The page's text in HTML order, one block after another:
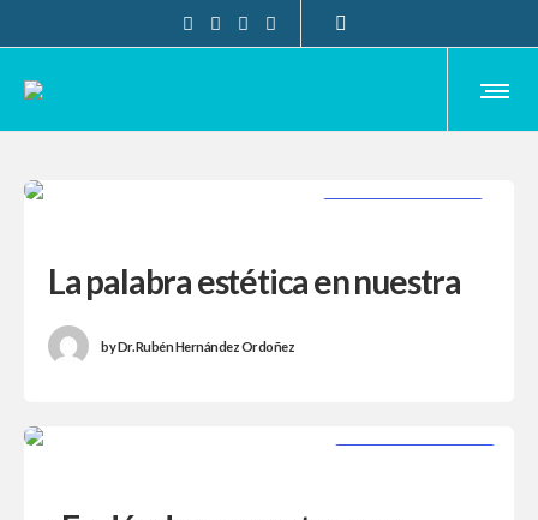
La palabra estética en nuestra
especialidad
byDr. Rubén Hernández Ordoñez